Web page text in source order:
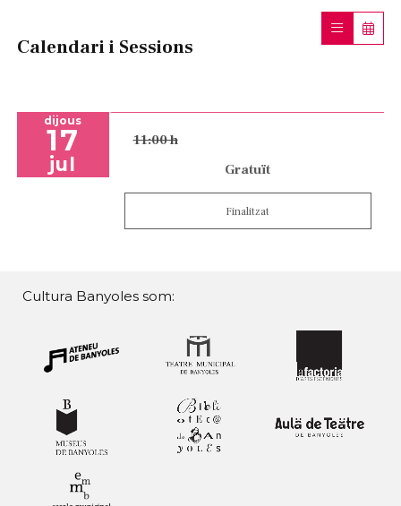
Calendari i Sessions
dijous
17
jul
11:00 h
Gratuït
Finalitzat
Cultura Banyoles som: